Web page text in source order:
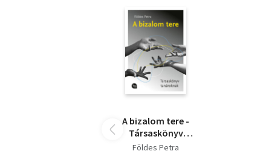
A bizalom tere -
Társaskönyv
tanároknak
Földes Petra